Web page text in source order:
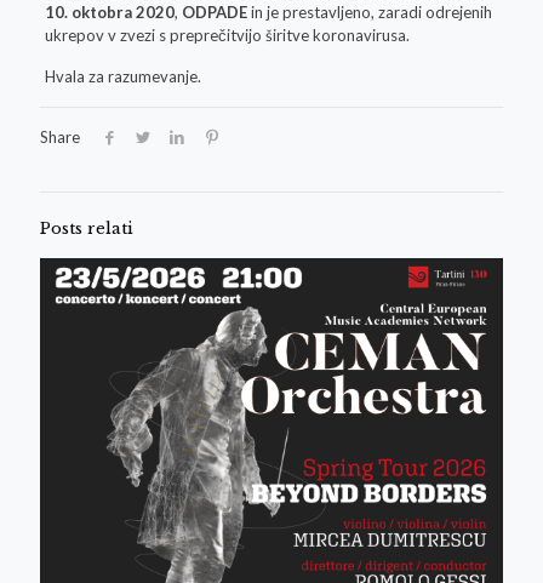
10. oktobra 2020, ODPADEin je prestavljeno, zaradi odrejenih
ukrepov v zvezi s preprečitvijo širitve koronavirusa.
Hvala za razumevanje.
Share
Posts relati